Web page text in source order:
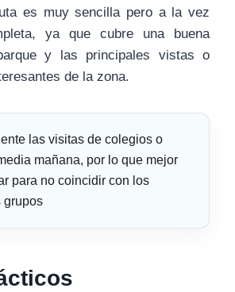
es muy sencilla pero a la vez
ya que cubre una buena
y las principales vistas o
de la zona.
las visitas de colegios o
mañana, por lo que mejor
para no coincidir con los
grupos